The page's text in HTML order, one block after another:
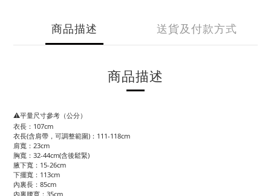
商品描述 送貨及付款方式
商品描述
⚠️平量尺寸參考（公分）
衣長：107cm
衣長(含肩帶，可調整範圍)：111-118cm
肩寬：23cm
胸寬：32-44cm(含後鬆緊)
腋下寬：15-26cm
下擺寬：113cm
內裏長：85cm
內裏腰寬：35cm